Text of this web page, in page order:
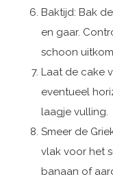
Baktijd: Bak
en gaar.
schoon
Laat de cake
eventueel
laagje vulling.
Smeer de
vlak voor het
banaan of